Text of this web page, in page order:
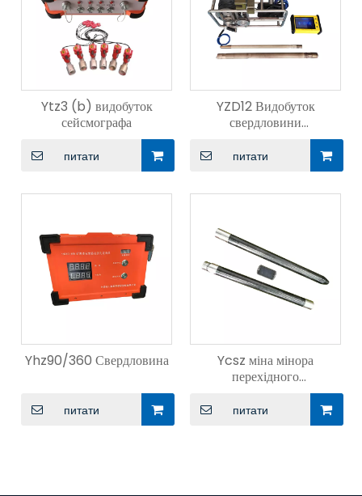
Ytz3 (b) видобуток
сейсмографа
питати
YZD12 Видобуток
свердловини
питати
Yhz90/360 Свердловина
питати
Ycsz міна мінора
перехідного
електромагнітного
інструменту
питати